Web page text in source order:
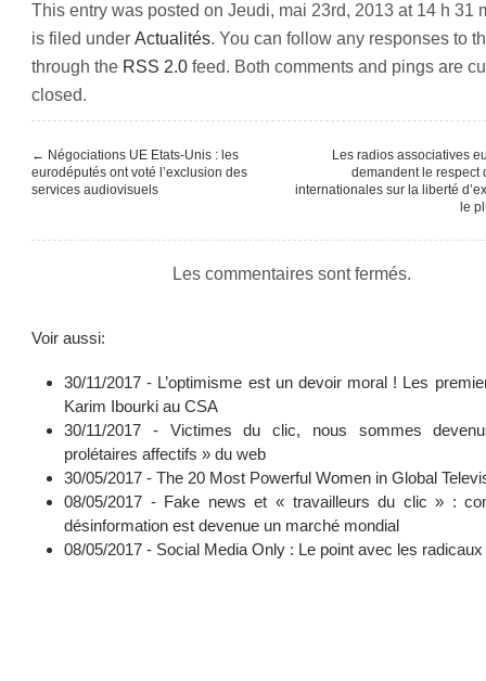
This entry was posted on Jeudi, mai 23rd, 2013 at 14 h 31
is filed under Actualités . You can follow any responses to
through the RSS 2.0 feed. Both comments and pings are
closed.
← Négociations UE Etats-Unis : les
eurodéputés ont voté l’exclusion des
services audiovisuels
Les radios associatives
demandent le respect
internationales sur la liberté
le
Les commentaires sont fermés.
Voir aussi:
30/11/2017 - L’optimisme est un devoir moral ! Les
Karim Ibourki au CSA
30/11/2017 - Victimes du clic, nous sommes
prolétaires affectifs » du web
30/05/2017 - The 20 Most Powerful Women in Global
08/05/2017 - Fake news et « travailleurs du clic » :
désinformation est devenue un marché mondial
08/05/2017 - Social Media Only : Le point avec les radicaux